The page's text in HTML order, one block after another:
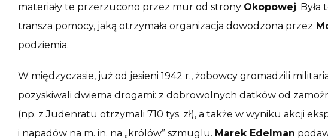
materiały te przerzucono przez mur od strony Okopowej.
transza pomocy, jaką otrzymała organizacja dowodzona przez
podziemia.
W międzyczasie, już od jesieni 1942 r., żobowcy gromadzili
pozyskiwali dwiema drogami: z dobrowolnych datków od
(np. z Judenratu otrzymali 710 tys. zł), a także w wyniku akcji
i napadów na m. in. na „królów” szmuglu. Marek Edelman